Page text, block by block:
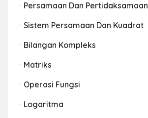
Persamaan Dan Pertidaksamaan
Sistem Persamaan Dan Kuadrat
Bilangan Kompleks
Matriks
Operasi Fungsi
Logaritma